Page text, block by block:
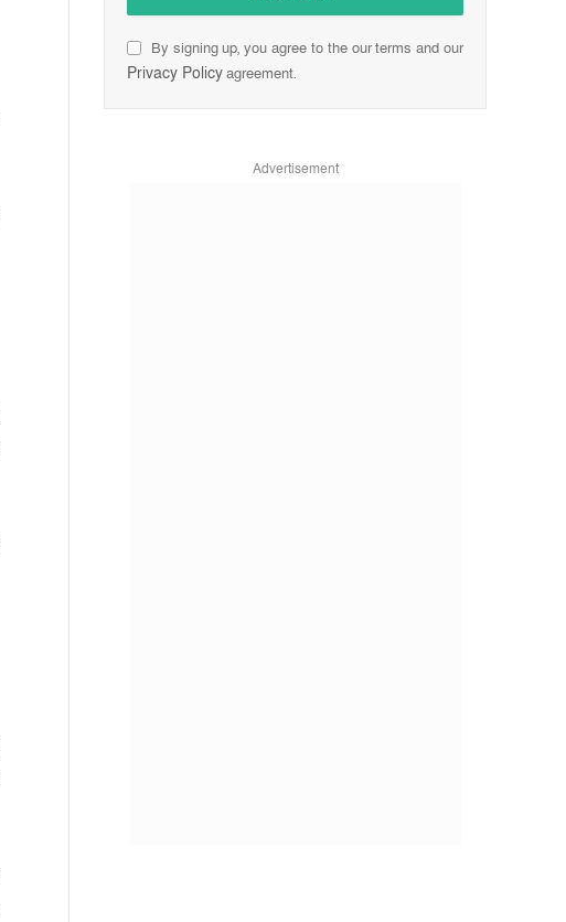
By signing up, you agree to the our terms and our
Privacy Policyagreement.
Advertisement